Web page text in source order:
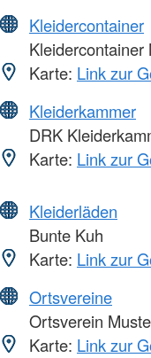
Kleidercontainer
Kleidercontainer
Karte: Link zur
Kleiderkammer
DRK
Karte: Link zur
Kleiderläden
Bunte Kuh
Karte: Link zur
Ortsvereine
Ortsverein
Karte: Link zur